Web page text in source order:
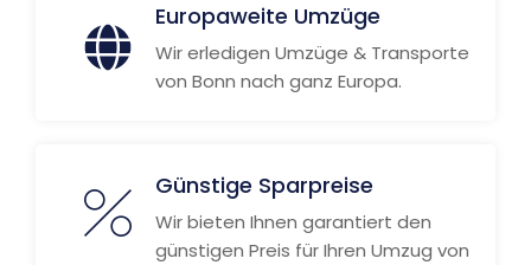
Europaweite Umzüge
Wir erledigen Umzüge & Transporte
von Bonn nach ganz Europa.
Günstige Sparpreise
Wir bieten Ihnen garantiert den
günstigen Preis für Ihren Umzug von